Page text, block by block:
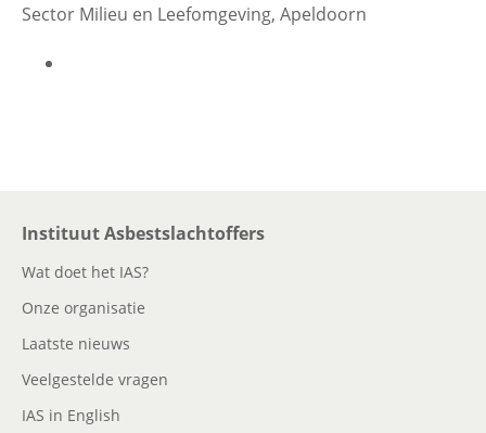
Sector Milieu en Leefomgeving, Apeldoorn
Instituut Asbestslachtoffers
Wat doet het IAS?
Onze organisatie
Laatste nieuws
Veelgestelde vragen
IAS in English